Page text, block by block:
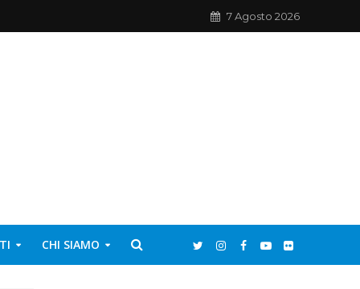
7 Agosto 2026
CHI SIAMO